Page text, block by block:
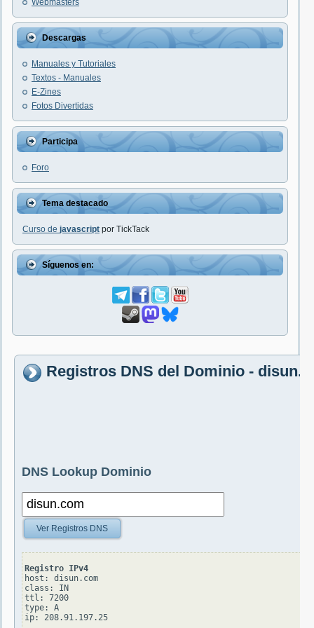
Webmasters
Descargas
Manuales y Tutoriales
Textos - Manuales
E-Zines
Fotos Divertidas
Participa
Foro
Tema destacado
Curso de javascript por TickTack
Síguenos en:
Registros DNS del Dominio -
DNS Lookup Dominio
Ver Registros DNS
Registro IPv4
host: disun.com
class: IN
ttl: 7200
type: A